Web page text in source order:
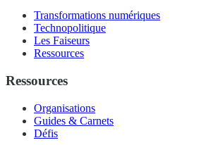
Transformations numériques
Technopolitique
Les Faiseurs
Ressources
Ressources
Organisations
Guides & Carnets
Défis